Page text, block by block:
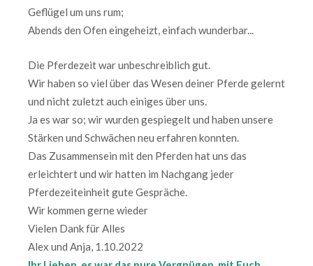
Geflügel um uns rum;
Abends den Ofen eingeheizt, einfach wunderbar...
Die Pferdezeit war unbeschreiblich gut.
Wir haben so viel über das Wesen deiner Pferde gelernt
und nicht zuletzt auch einiges über uns.
Ja es war so; wir wurden gespiegelt und haben unsere
Stärken und Schwächen neu erfahren konnten.
Das Zusammensein mit den Pferden hat uns das
erleichtert und wir hatten im Nachgang jeder
Pferdezeiteinheit gute Gespräche.
Wir kommen gerne wieder
Vielen Dank für Alles
Alex und Anja, 1.10.2022